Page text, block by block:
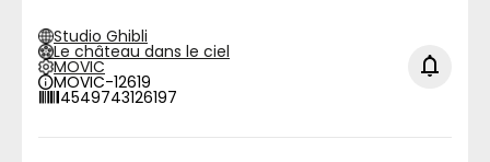
Studio Ghibli
Le château dans le ciel
MOVIC
MOVIC-12619
4549743126197